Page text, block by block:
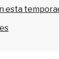
esta